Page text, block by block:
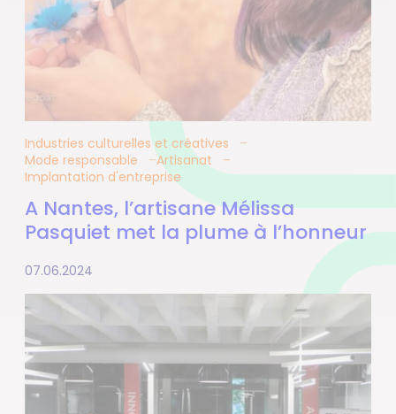
Industries culturelles et créatives
Mode responsable
Artisanat
Implantation d'entreprise
A Nantes, l’artisane Mélissa
Pasquiet met la plume à l’honneur
07.06.2024